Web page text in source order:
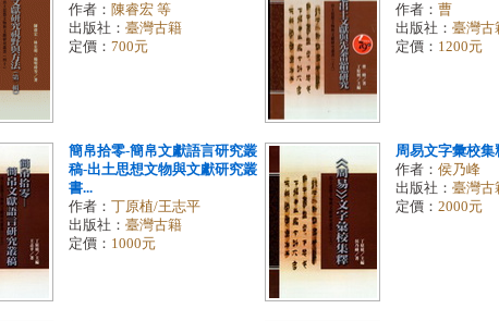
作者： 陳睿宏 等
出版社： 臺灣古籍
定價： 700元
作者： 曹
出版社： 臺灣古
定價： 1200元
簡帛拾零-簡帛文獻語言研究叢
稿-出土思想文物與文獻研究叢
書...
作者： 丁原植/王志平
出版社： 臺灣古籍
定價： 1000元
周易文字彙校集
作者： 侯乃峰
出版社： 臺灣古
定價： 2000元